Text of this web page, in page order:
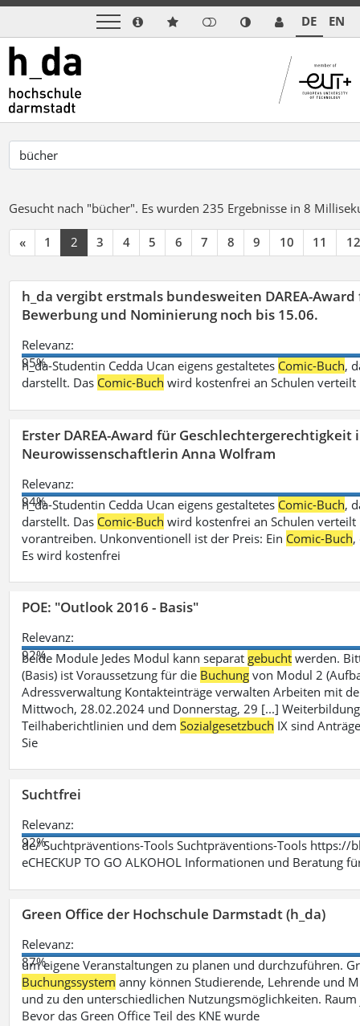
DE EN
Gesucht nach "bücher". Es wurden 235 Ergebnisse in 8
« 1 2 3 4 5 6 7 8 9 10 11 12
h_da vergibt erstmals bundesweiten DAREA-
Bewerbung und Nominierung noch bis 15.06.
Relevanz:
95%
h_da-Studentin Cedda Ucan eigens gestaltetes Comic-Buch,
darstellt. Das Comic-Buch wird kostenfrei an Schulen
Erster DAREA-Award für
Neurowissenschaftlerin Anna Wolfram
Relevanz:
94%
h_da-Studentin Cedda Ucan eigens gestaltetes Comic-Buch,
darstellt. Das Comic-Buch wird kostenfrei an Schulen
vorantreiben. Unkonventionell ist der Preis: Ein Comic-Buch,
Es wird kostenfrei
POE: "Outlook 2016 - Basis"
Relevanz:
92%
beide Module Jedes Modul kann separat gebucht werden.
(Basis) ist Voraussetzung für die Buchung von Modul 2
Adressverwaltung Kontakteinträge verwalten Arbeiten mit
Mittwoch, 28.02.2024 und Donnerstag, 29 [...]
Teilhaberichtlinien und demSozialgesetzbuch IX sind
Sie
Suchtfrei
Relevanz:
92%
de/ Suchtpräventions-Tools Suchtpräventions-Tools
eCHECKUP TO GO ALKOHOL Informationen und Beratung
Green Office der Hochschule Darmstadt (h_da)
Relevanz:
87%
um eigene Veranstaltungen zu planen und durchzuführen.
Buchungssystem anny können Studierende, Lehrende und
und zu den unterschiedlichen Nutzungsmöglichkeiten.
Bevor das Green Office Teil des KNE wurde